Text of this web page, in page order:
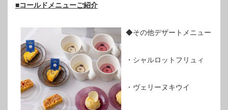
■コールドメニューご紹介
◆その他デザートメニュー
・シャルロットフリュィ
・ヴェリーヌキウイ